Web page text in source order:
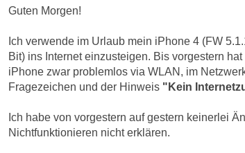
Guten Morgen!
Ich verwende im Urlaub mein iPhone 4 (FW
Bit) ins Internet einzusteigen. Bis vorgestern
iPhone zwar problemlos via WLAN, im
Fragezeichen und der Hinweis "Kein
Ich habe von vorgestern auf gestern keinerlei
Nichtfunktionieren nicht erklären.